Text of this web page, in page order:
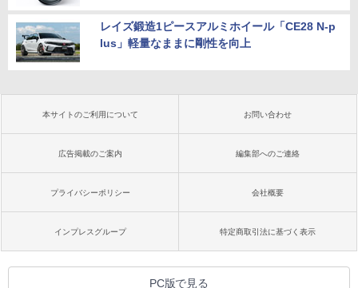
レイズ鍛造1ピースアルミホイール「CE28 N-p
lus」軽量なままに剛性を向上
本サイトのご利用について お問い合わせ
広告掲載のご案内 編集部へのご連絡
プライバシーポリシー 会社概要
インプレスグループ 特定商取引法に基づく表示
PC版で見る